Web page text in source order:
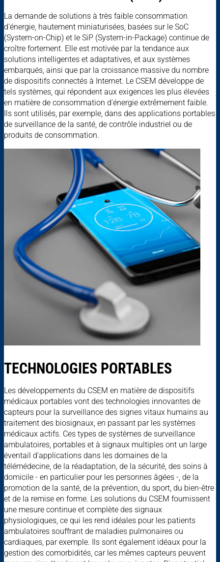
La demande de solutions à très faible consommation
d'énergie, hautement miniaturisées, basées sur le SoC
(System-on-Chip) et le SiP (System-in-Package) continue de
croître fortement. Elle est motivée par la tendance aux
solutions intelligentes et adaptatives, et aux systèmes
embarqués, ainsi que par la croissance massive du nombre
de dispositifs connectés à Internet. Le CSEM développe de
tels systèmes, qui répondent aux exigences les plus élevées
en matière de consommation d'énergie extrêmement faible.
Ils sont utilisés, par exemple, dans des applications portables
de surveillance de la santé, de contrôle industriel ou de
produits de consommation.
TECHNOLOGIES PORTABLES
Les développements du CSEM en matière de dispositifs
médicaux portables vont des technologies innovantes de
capteurs pour la surveillance des signes vitaux humains au
traitement des biosignaux, en passant par les systèmes
médicaux actifs. Ces types de systèmes de surveillance
ambulatoires, portables et à signaux multiples ont un large
éventail d'applications dans les domaines de la
télémédecine, de la réadaptation, de la sécurité, des soins à
domicile - en particulier pour les personnes âgées -, de la
promotion de la santé, de la prévention, du sport, du bien-être
et de la remise en forme. Les solutions du CSEM fournissent
une mesure continue et complète des signaux
physiologiques, ce qui les rend idéales pour les patients
ambulatoires souffrant de maladies pulmonaires ou
cardiaques, par exemple. Ils sont également idéaux pour la
gestion des comorbidités, car les mêmes capteurs peuvent